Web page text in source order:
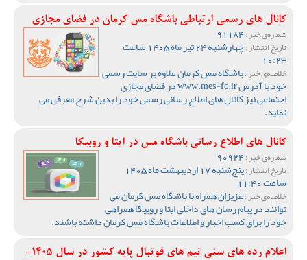
کانال های رسمی ارتباطی باشگاه مس کرمان در فضای مجازی
شماره‌ی خبر :
تاریخ انتشار : چهارشنبه 24 تیر ماه 1405 ساعت
10:23
خلاصه‌ی خبر :باشگاه مس کرمان علاوه بر سایت رسمی
خود با آدرس www.mes-fc.ir در فضای مجازی
اجتماعی نیز کانال های اطلاع رسانی رسمی خود را بدین شرح معرفی می
نماید.
کانال های اطلاع رسانی باشگاه مس در ایتا و روبیکا
شماره‌ی خبر :
تاریخ انتشار : پنج‌شنبه 17 اردیبهشت ماه 1405
ساعت 11:40
خلاصه‌ی خبر :عزیزان همراه با باشگاه مس کرمان می
توانند در پیام رسان های داخلی ایتا و روبیکا همراهی
خود را برای کسب اخبار و اطلاعات باشگاه مس کرمان داشته باشند.
اعلام رده های سنی تیم های فوتبال پایه کشور در سال 1405-